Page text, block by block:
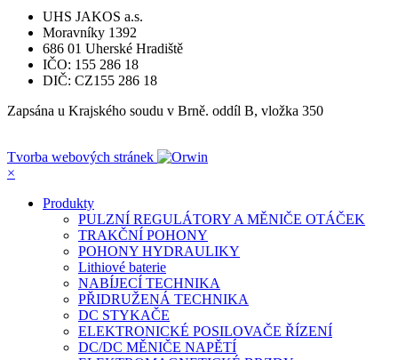
UHS JAKOS a.s.
Moravníky 1392
686 01 Uherské Hradiště
IČO: 155 286 18
DIČ: CZ155 286 18
Zapsána u Krajského soudu v Brně. oddíl B, vložka 350
Tvorba webových stránek
×
Produkty
PULZNÍ REGULÁTORY A MĚNIČE OTÁČEK
TRAKČNÍ POHONY
POHONY HYDRAULIKY
Lithiové baterie
NABÍJECÍ TECHNIKA
PŘIDRUŽENÁ TECHNIKA
DC STYKAČE
ELEKTRONICKÉ POSILOVAČE ŘÍZENÍ
DC/DC MĚNIČE NAPĚTÍ